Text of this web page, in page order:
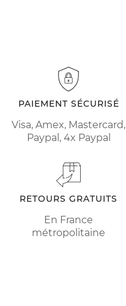
PAIEMENT SÉCURISÉ
Visa, Amex, Mastercard,
Paypal, 4x Paypal
RETOURS GRATUITS
En France
métropolitaine